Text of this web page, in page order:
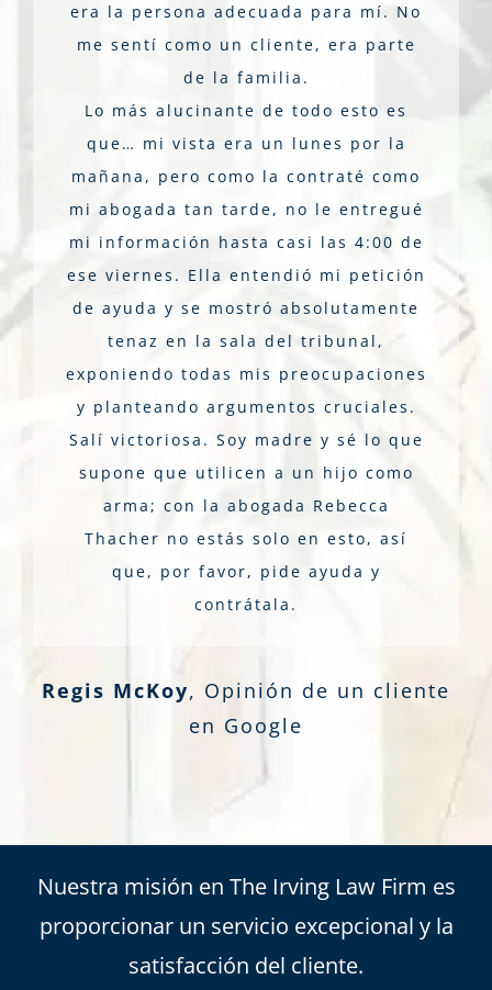
era la persona adecuada para mí. No
me sentí como un cliente, era parte
de la familia.
Lo más alucinante de todo esto es
que… mi vista era un lunes por la
mañana, pero como la contraté como
mi abogada tan tarde, no le entregué
mi información hasta casi las 4:00 de
ese viernes. Ella entendió mi petición
de ayuda y se mostró absolutamente
tenaz en la sala del tribunal,
exponiendo todas mis preocupaciones
y planteando argumentos cruciales.
Salí victoriosa. Soy madre y sé lo que
supone que utilicen a un hijo como
arma; con la abogada Rebecca
Thacher no estás solo en esto, así
que, por favor, pide ayuda y
contrátala.
Regis McKoy, Opinión de un cliente
en Google
Nuestra misión en The Irving Law Firm es
proporcionar un servicio excepcional y la
satisfacción del cliente.